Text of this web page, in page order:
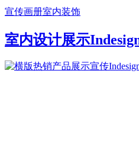
宣传画册室内装饰
室内设计展示